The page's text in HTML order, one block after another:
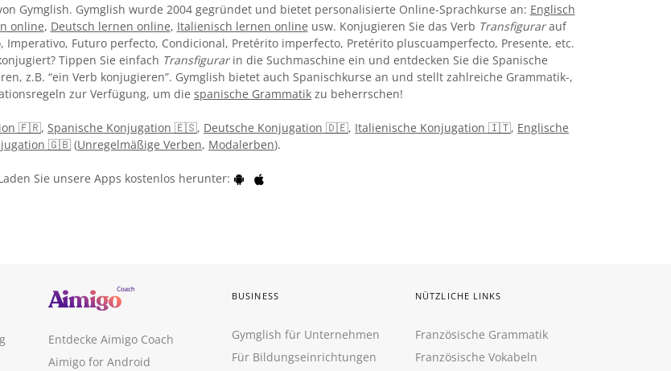
Gymglish. Gymglish wurde 2004 gegründet und bietet personalisierte Online-Sprachkurse an: Englisch
online, Deutsch lernen online, Italienisch lernen online usw. Konjugieren Sie das Verb Transfigurarauf
Futuro perfecto, Condicional, Pretérito imperfecto, Pretérito pluscuamperfecto, Presente, etc.
Tippen Sie einfach Transfigurarin die Suchmaschine ein und entdecken Sie die Spanische
z.B. “ein Verb konjugieren”. Gymglish bietet auch Spanischkurse an und stellt zahlreiche Grammatik-,
zur Verfügung, um die spanische Grammatik zu beherrschen!
🇫🇷, Spanische Konjugation 🇪🇸, Deutsche Konjugation 🇩🇪, Italienische Konjugation 🇮🇹, Englische
🇬🇧 (Unregelmäßige Verben, Modalerben).
Sie unsere Apps kostenlos herunter:
Entdecke Aimigo Coach
Aimigo for Android
BUSINESS
Gymglish für Unternehmen
Für Bildungseinrichtungen
NÜTZLICHE LINKS
Französische Grammatik
Französische Vokabeln